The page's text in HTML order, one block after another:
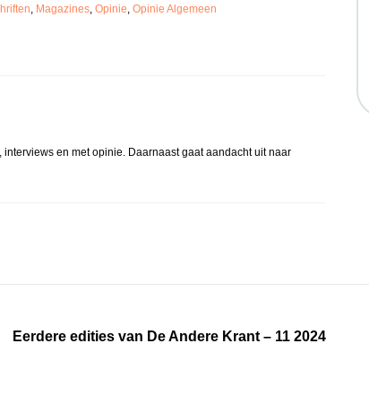
, Magazines,Opinie,Opinie Algemeen
en met opinie. Daarnaast gaat aandacht uit naar
Eerdere edities van De Andere Krant – 11 2024